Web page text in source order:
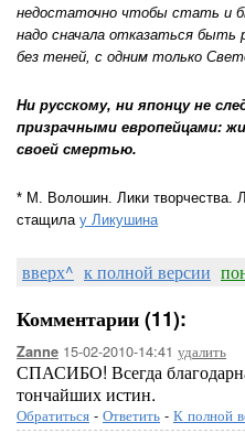
недостаточно чтобы стать и
надо сначала отказаться быть
без теней, с одним только
Ни русскому, ни японцу не
призрачными европейцами:
своей смертью.
* М. Волошин. Лики творчества.
стащила у Ликушина
вверх^ к полной версии
Комментарии (11):
Zanne 15-02-2010-14:41 удалить
СПАСИБО! Всегда
тончайших истин.
Обратиться - Ответить - К полной